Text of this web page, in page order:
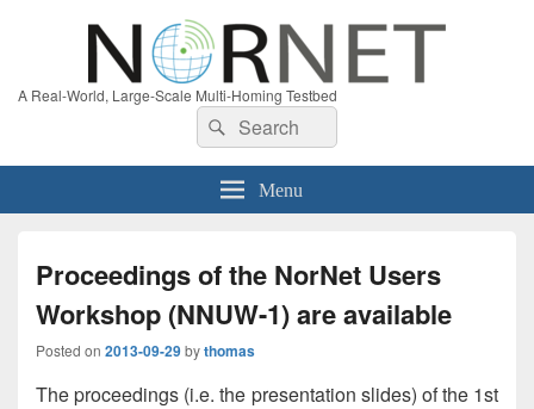
A Real-World, Large-Scale Multi-Homing Testbed
Search
for:
Search
Menu
Proceedings of the NorNet Users
Workshop (NNUW-1) are available
Posted on 2013-09-29bythomas
The proceedings (i.e. the presentation slides) of the 1st